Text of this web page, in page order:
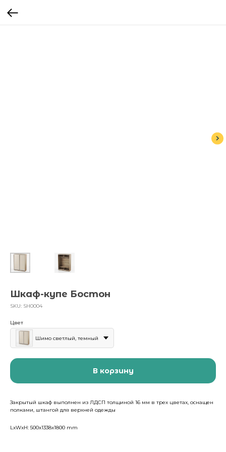
Шкаф-купе Бостон
SKU: SH0004
Цвет
Шимо светлый, темный
В корзину
Закрытый шкаф выполнен из ЛДСП толщиной 16 мм в трех цветах, оснащен
полками, штангой для верхней одежды
LxWxH: 500x1338x1800 mm